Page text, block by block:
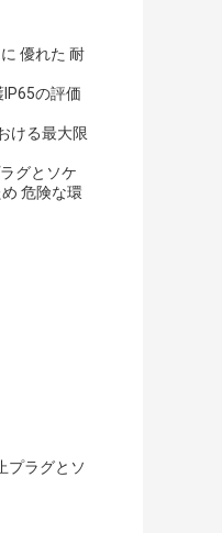
優れた 耐
の評価
ける最大限
グとソケ
危険な環
プラグとソ